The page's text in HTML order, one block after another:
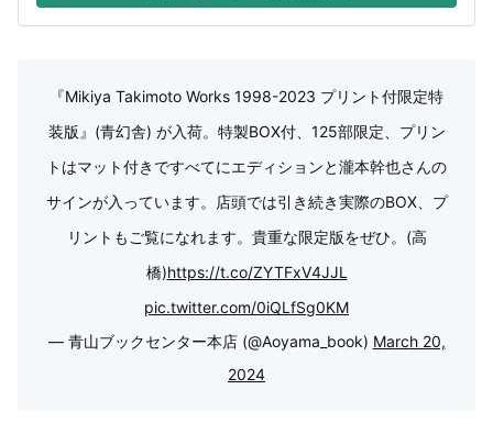
『Mikiya Takimoto Works 1998-2023 プリント付限定特
装版』(青幻舎) が入荷。特製BOX付、125部限定、プリン
トはマット付きですべてにエディションと瀧本幹也さんの
サインが入っています。店頭では引き続き実際のBOX、プ
リントもご覧になれます。貴重な限定版をぜひ。(高
橋)https://t.co/ZYTFxV4JJL
pic.twitter.com/0iQLfSg0KM
— 青山ブックセンター本店 (@Aoyama_book) March 20,
2024